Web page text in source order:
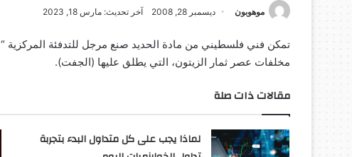
موهوبون ديسمبر 28, 2008 آخر تحديث: مارس 18, 2023
تمكن فني فلسطيني من مادة الحديد صنع مرجل للتدفئة المركزية
مخلفات عصر ثمار الزيتون، التي يطلق عليها (الجفت).
مقالات ذات صلة
لماذا يجب على كل متداول البدء بتجربة